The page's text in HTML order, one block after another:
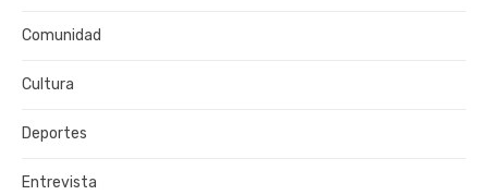
Comunidad
Cultura
Deportes
Entrevista